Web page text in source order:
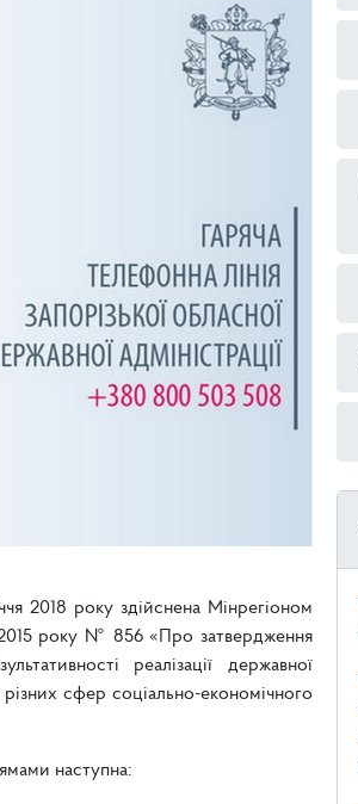
2018 року здійснена Мінрегіоном
2015 року № 856 «Про затвердження
реалізації державної
сфер соціально-економічного
наступна: